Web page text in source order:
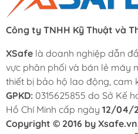
Công ty TNHH Kỹ Thuật và
XSafe là doanh nghiệp dẫn
vực phân phối và bán lẻ máy
thiết bị bảo hộ lao động, cam
GPKD: 0315625855 do Sở Kế
Hồ Chí Minh cấp ngày 12/04/
Copyright © 2016 by Xsafe.vn